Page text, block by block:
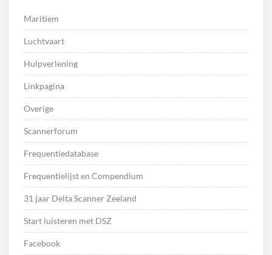
Maritiem
Luchtvaart
Hulpverlening
Linkpagina
Overige
Scannerforum
Frequentiedatabase
Frequentielijst en Compendium
31 jaar Delta Scanner Zeeland
Start luisteren met DSZ
Facebook